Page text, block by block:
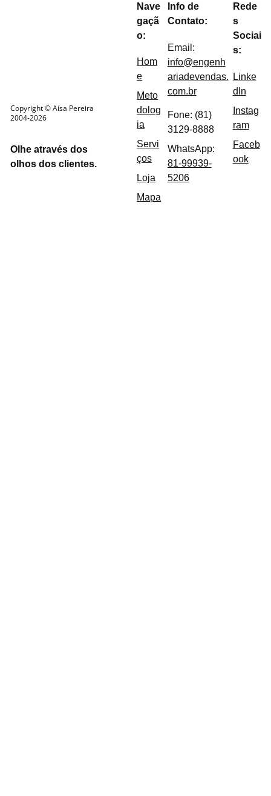
Copyright © Aísa Pereira
2004-2026
Olhe através dos
olhos dos clientes.
Nave
gaçã
o:
Hom
e
Meto
dolog
ia
Servi
ços
Loja
Mapa
Info de
Contato:
Email:
info@engenh
ariadevendas.
com.br
Fone: (81)
3129-8888
WhatsApp:
81-99939-
5206
Rede
s
Sociai
s:
Linke
dIn
Instag
ram
Faceb
ook